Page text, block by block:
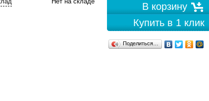
В корзину
Купить в 1 клик
Поделиться…